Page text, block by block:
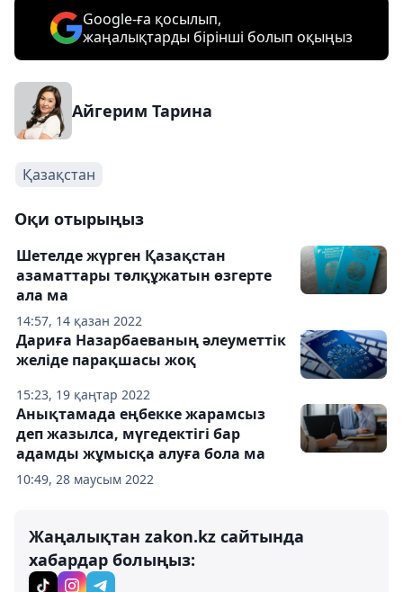
Google-ға қосылып,
жаңалықтарды бірінші болып оқыңыз
Айгерим Тарина
Қазақстан
Оқи отырыңыз
14:57, 14 қазан 2022
Шетелде жүрген Қазақстан
азаматтары төлқұжатын өзгерте
ала ма
15:23, 19 қаңтар 2022
Дариға Назарбаеваның әлеуметтік
желіде парақшасы жоқ
10:49, 28 маусым 2022
Анықтамада еңбекке жарамсыз
деп жазылса, мүгедектігі бар
адамды жұмысқа алуға бола ма
Жаңалықтан zakon.kz сайтында
хабардар болыңыз: